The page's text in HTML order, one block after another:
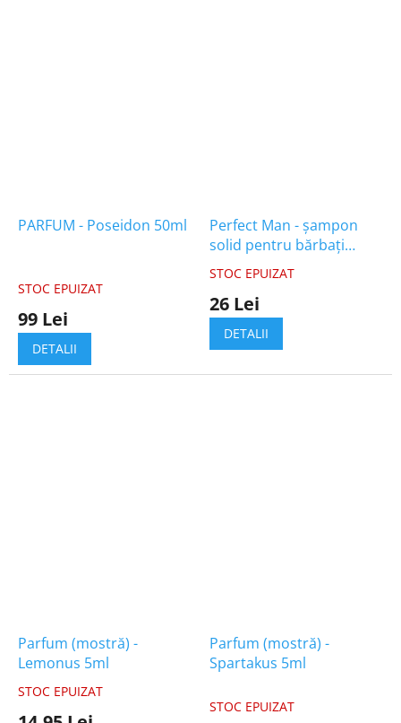
PARFUM - Poseidon 50ml
STOC EPUIZAT
99 Lei
DETALII
Perfect Man - șampon
solid pentru bărbați
pentru a promova
creșterea părului 40g
Evaluarea
a
produsului
este
din
STOC EPUIZAT
26 Lei
DETALII
Parfum (mostră) -
Lemonus 5ml
Evaluarea
STOC EPUIZAT
Parfum (mostră) -
Spartakus 5ml
STOC EPUIZAT